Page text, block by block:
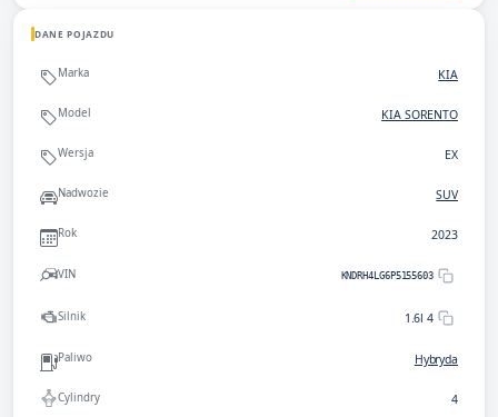
DANE POJAZDU
Marka KIA
Model KIA SORENTO
Wersja EX
Nadwozie SUV
Rok 2023
VIN KNDRH4LG6P5155603
Silnik 1.6l 4
Paliwo Hybryda
Cylindry 4